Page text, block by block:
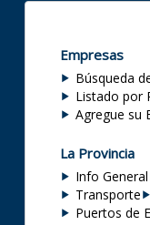
Empresas
Búsqueda
Listado por
Agregue su
La Provincia
Info General
Transporte
Puertos de